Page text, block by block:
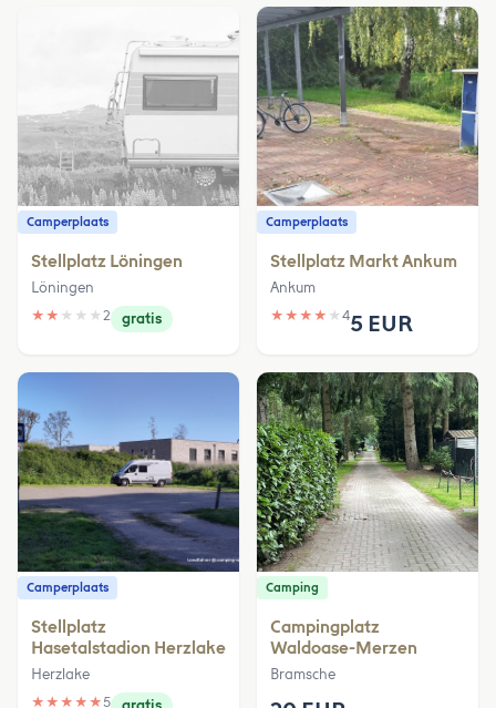
Camperplaats
Stellplatz Löningen
Löningen
★ ★ ★ ★ ★ 2 gratis
Camperplaats
Stellplatz Markt Ankum
Ankum
★ ★ ★ ★ ★ 45 EUR
Camperplaats
Stellplatz
Hasetalstadion Herzlake
Herzlake
★ ★ ★ ★ ★5 gratis
Camping
Campingplatz
Waldoase-Merzen
Bramsche